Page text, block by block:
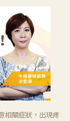
相關症狀，出現疼